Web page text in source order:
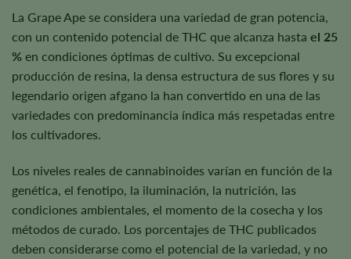
La Grape Ape se considera una variedad de gran potencia,
con un contenido potencial de THC que alcanza hasta el 25
% en condiciones óptimas de cultivo. Su excepcional
producción de resina, la densa estructura de sus flores y su
legendario origen afgano la han convertido en una de las
variedades con predominancia índica más respetadas entre
los cultivadores.
Los niveles reales de cannabinoides varían en función de la
genética, el fenotipo, la iluminación, la nutrición, las
condiciones ambientales, el momento de la cosecha y los
métodos de curado. Los porcentajes de THC publicados
deben considerarse como el potencial de la variedad, y no